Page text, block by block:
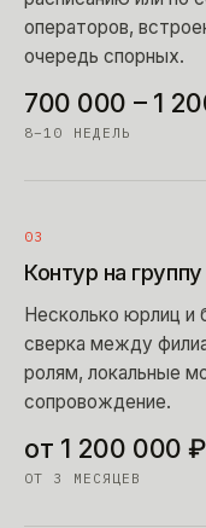
операторов,
очередь спорных.
700 000 – 1
8–10 НЕДЕЛЬ
03
Контур на
Несколько юрлиц и
сверка между
ролям, локальные
сопровождение.
от 1 200 000 ₽
ОТ 3 МЕСЯЦЕВ